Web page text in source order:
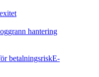
hantering
betalningsriskE-